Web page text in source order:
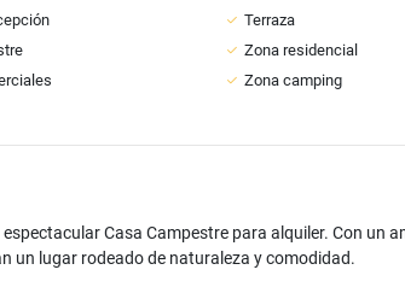
Terraza
Zona residencial
Zona camping
Casa Campestre para alquiler. Con un
un lugar rodeado de naturaleza y comodidad.